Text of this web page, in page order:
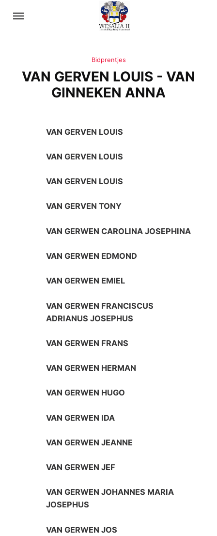
Bidprentjes
VAN GERVEN LOUIS - VAN
GINNEKEN ANNA
VAN GERVEN LOUIS
VAN GERVEN LOUIS
VAN GERVEN LOUIS
VAN GERVEN TONY
VAN GERWEN CAROLINA JOSEPHINA
VAN GERWEN EDMOND
VAN GERWEN EMIEL
VAN GERWEN FRANCISCUS
ADRIANUS JOSEPHUS
VAN GERWEN FRANS
VAN GERWEN HERMAN
VAN GERWEN HUGO
VAN GERWEN IDA
VAN GERWEN JEANNE
VAN GERWEN JEF
VAN GERWEN JOHANNES MARIA
JOSEPHUS
VAN GERWEN JOS